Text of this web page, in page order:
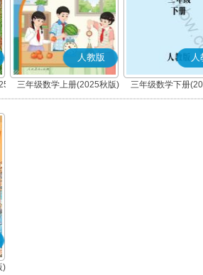
人教版
三年级数学上册(2025秋版)
人
三年级数学下册
)